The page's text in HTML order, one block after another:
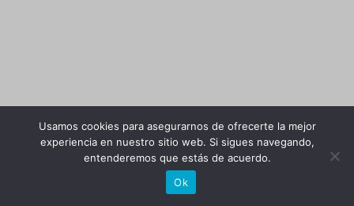
Usamos cookies para asegurarnos de ofrecerte la mejor
experiencia en nuestro sitio web. Si sigues navegando,
entenderemos que estás de acuerdo.
Ok